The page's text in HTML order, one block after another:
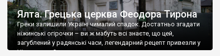
Ялта. Грецька церква Феодора Тирона
Греки залишили Україні чималий спадок. Достатньо згадати
ніжинські огірочки – ви ж мабуть всі знаєте, що цей,
загублений у радянські часи, легендарний рецепт привезли у
Ніжин греки?